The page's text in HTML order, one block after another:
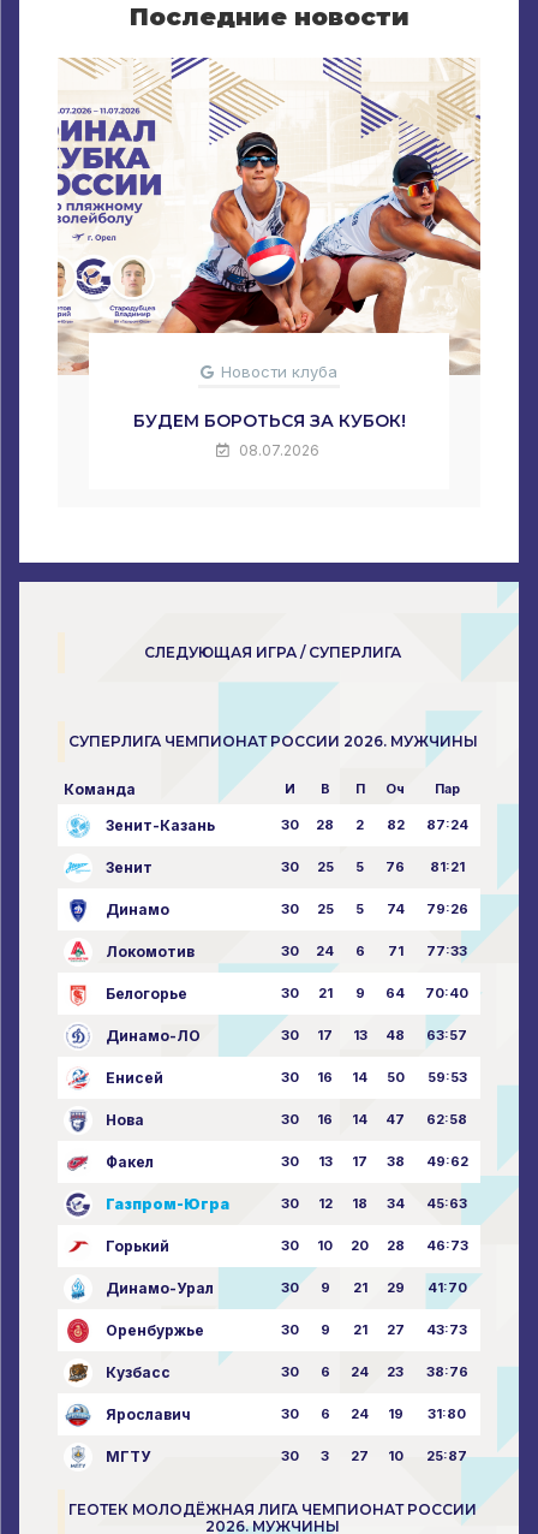
Последние новости
Новости клуба
БУДЕМ БОРОТЬСЯ ЗА КУБОК!
08.07.2026
СЛЕДУЮЩАЯ ИГРА / СУПЕРЛИГА
СУПЕРЛИГА ЧЕМПИОНАТ РОССИИ 2026. МУЖЧИНЫ
Команда И В П Оч Пар
Зенит-Казань 30 28 2 82 87:24
Зенит 30 25 5 76 81:21
Динамо 30 25 5 74 79:26
Локомотив 30 24 6 71 77:33
Белогорье 30 21 9 64 70:40
Динамо-ЛО 30 17 13 48 63:57
Енисей 30 16 14 50 59:53
Нова 30 16 14 47 62:58
Факел 30 13 17 38 49:62
Газпром-Югра 30 12 18 34 45:63
Горький 30 10 20 28 46:73
Динамо-Урал 30 9 21 29 41:70
Оренбуржье 30 9 21 27 43:73
Кузбасс 30 6 24 23 38:76
Ярославич 30 6 24 19 31:80
МГТУ 30 3 27 10 25:87
ГЕОТЕК МОЛОДЁЖНАЯ ЛИГА ЧЕМПИОНАТ РОССИИ
2026. МУЖЧИНЫ